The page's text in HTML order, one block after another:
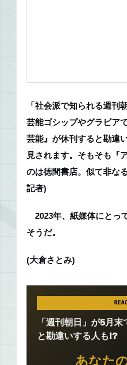
「社会派で知られる週刊
芸能ゴシップやグラビア
芸能』が休刊すると勘違
見されます。そもそも『
のは徳間書店。似て非な
記者)
2023年、紙媒体にとっ
そうだ。
(大倉さとみ)
「週刊朝日」が5月末
と勘違いする人も!?
あなた